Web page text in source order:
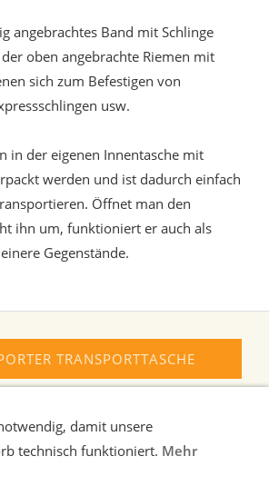
angebrachtes Band mit Schlinge
oben angebrachte Riemen mit
sich zum Befestigen von
usw.
in der eigenen Innentasche mit
werden und ist dadurch einfach
Öffnet man den
ihn um, funktioniert er auch als
Gegenstände.
TRANSPORTTASCHE
damit unsere
technisch funktioniert. Mehr